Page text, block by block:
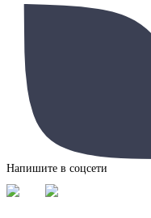
Напишите в соцсети